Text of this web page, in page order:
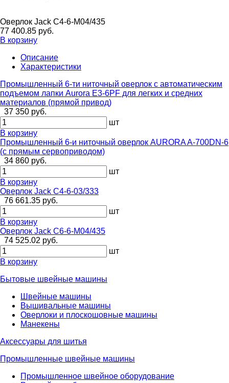
Оверлок Jack C4-6-M04/435
77 400.85 руб.
В корзину
Описание
Характеристики
Промышленный 6-ти ниточный оверлок с автоматическим
подъемом лапки Aurora E3-6PF для легких и средних
материалов (прямой привод)
37 350 руб.
шт
В корзину
Промышленный 6-и ниточный оверлок AURORA A-700DN-6
(с прямым сервоприводом)
34 860 руб.
шт
В корзину
Оверлок Jack C4-6-03/333
76 661.35 руб.
шт
В корзину
Оверлок Jack C6-6-M04/435
74 525.02 руб.
шт
В корзину
Бытовые швейные машины
Швейные машины
Вышивальные машины
Оверлоки и плоскошовные машины
Манекены
Аксессуары для шитья
Промышленные швейные машины
Промышленное швейное оборудование